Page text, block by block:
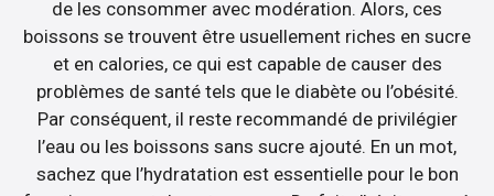
de les consommer avec modération. Alors, ces
boissons se trouvent être usuellement riches en sucre
et en calories, ce qui est capable de causer des
problèmes de santé tels que le diabète ou l’obésité.
Par conséquent, il reste recommandé de privilégier
l’eau ou les boissons sans sucre ajouté. En un mot,
sachez que l’hydratation est essentielle pour le bon